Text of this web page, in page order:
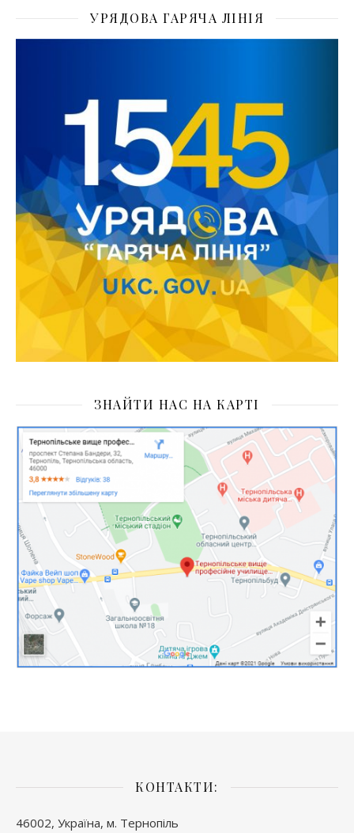
УРЯДОВА ГАРЯЧА ЛІНІЯ
ЗНАЙТИ НАС НА КАРТІ
КОНТАКТИ:
46002, Україна, м. Тернопіль